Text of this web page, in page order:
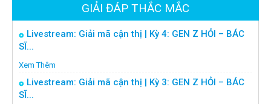
GIẢI ĐÁP THẮC MẮC
Livestream: Giải mã cận thị | Kỳ 4: GEN Z HỎI – BÁC
SĨ...
Xem Thêm
Livestream: Giải mã cận thị | Kỳ 3: GEN Z HỎI – BÁC
SĨ...